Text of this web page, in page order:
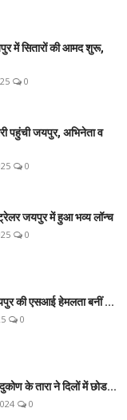
में सितारों की आमद शुरू,
0
पहुंची जयपुर, अभिनेता व
0
जयपुर में हुआ भव्य लॉन्च
0
की एसआई हेमलता बनीं ...
0
के तारा ने दिलों में छोड...
0